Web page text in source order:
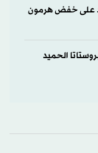
تساعد على خفض هرمون
الحميد